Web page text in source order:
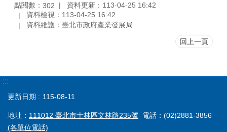
點閱數： 302
資料更新：113-04-25 16:42
資料檢視：113-04-25 16:42
資料維護：臺北市政府產業發展局
回上一頁
:::
更新日期 115-08-11
地址： 111012 臺北市士林區文林路235號 電話：(02)2881-3856
(各單位電話)